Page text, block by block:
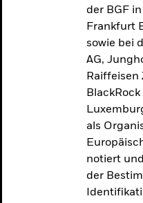
der BGF
Frankfurt
sowie bei
AG,
Raiffeisen
als
notiert
der